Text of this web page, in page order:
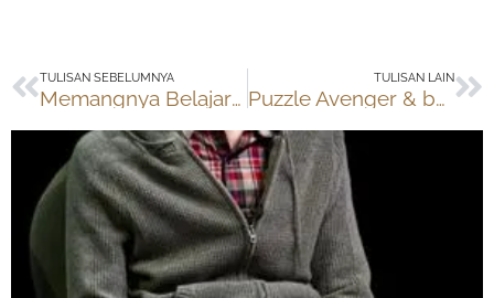
Prev
TULISAN SEBELUMNYA
Memangnya Belajar Harus di Sekolah?
TULISAN LAIN
Puzzle Avenger & belajar pengambilan keputusan (decision making skills)